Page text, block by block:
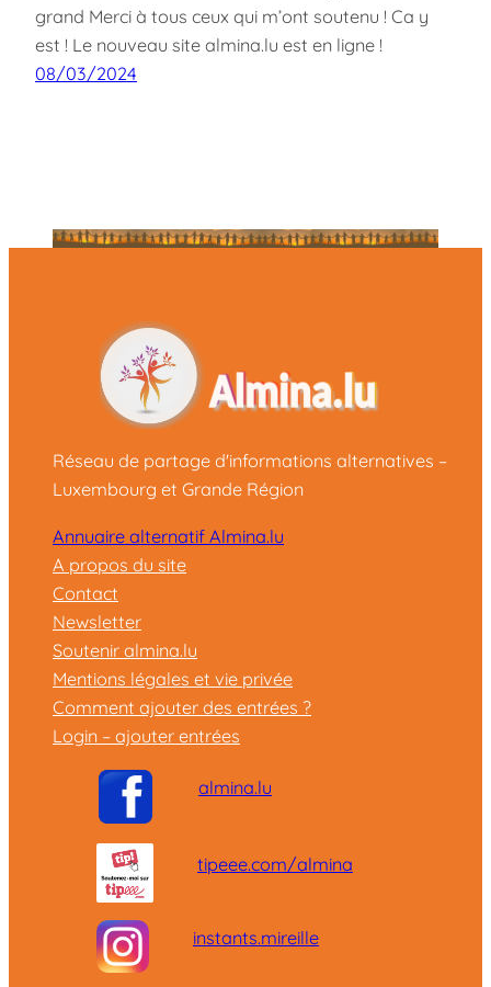
grand Merci à tous ceux qui m’ont soutenu ! Ca y
est ! Le nouveau site almina.lu est en ligne !
08/03/2024
Réseau de partage d'informations alternatives –
Luxembourg et Grande Région
Annuaire alternatif Almina.lu
A propos du site
Contact
Newsletter
Soutenir almina.lu
Mentions légales et vie privée
Comment ajouter des entrées ?
Login – ajouter entrées
almina.lu
tipeee.com/almina
instants.mireille